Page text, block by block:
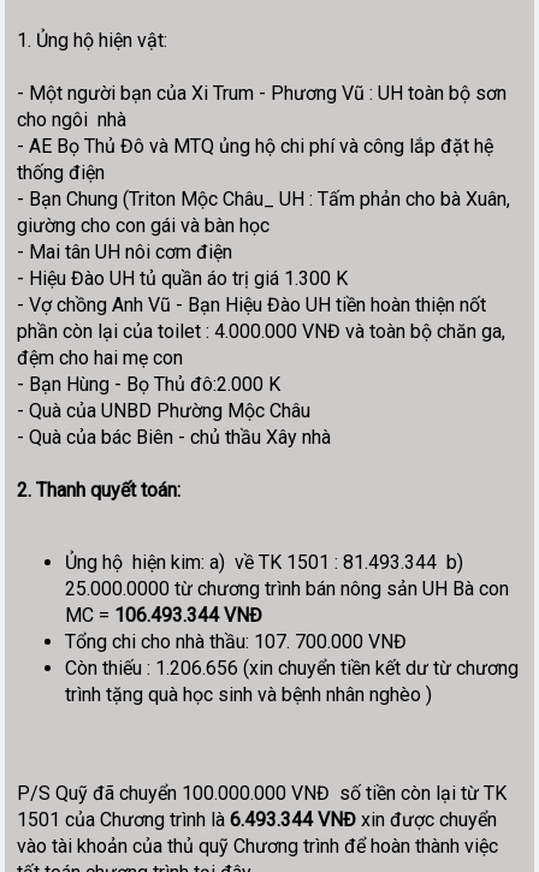
1. Ủng hộ hiện vật:
- Một người bạn của Xi Trum - Phương Vũ : UH toàn bộ sơn
cho ngôi nhà
- AE Bọ Thủ Đô và MTQ ủng hộ chi phí và công lắp đặt hệ
thống điện
- Bạn Chung (Triton Mộc Châu_ UH : Tấm phản cho bà Xuân,
giường cho con gái và bàn học
- Mai tân UH nôi cơm điện
- Hiệu Đào UH tủ quần áo trị giá 1.300 K
- Vợ chồng Anh Vũ - Bạn Hiệu Đào UH tiền hoàn thiện nốt
phần còn lại của toilet : 4.000.000 VNĐ và toàn bộ chăn ga,
đệm cho hai mẹ con
- Bạn Hùng - Bọ Thủ đô:2.000 K
- Quà của UNBD Phường Mộc Châu
- Quà của bác Biên - chủ thầu Xây nhà
2. Thanh quyết toán:
Ủng hộ hiện kim: a) về TK 1501 : 81.493.344 b)
25.000.0000 từ chương trình bán nông sản UH Bà con
MC = 106.493.344 VNĐ
Tổng chi cho nhà thầu: 107. 700.000 VNĐ
Còn thiếu : 1.206.656 (xin chuyển tiền kết dư từ chương
trình tặng quà học sinh và bệnh nhân nghèo )
P/S Quỹ đã chuyển 100.000.000 VNĐ số tiền còn lại từ TK
1501 của Chương trình là6.493.344 VNĐ xin được chuyển
vào tài khoản của thủ quỹ Chương trình để hoàn thành việc